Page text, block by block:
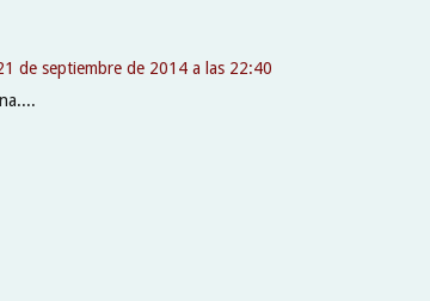
de septiembre de 2014 a las 22:40